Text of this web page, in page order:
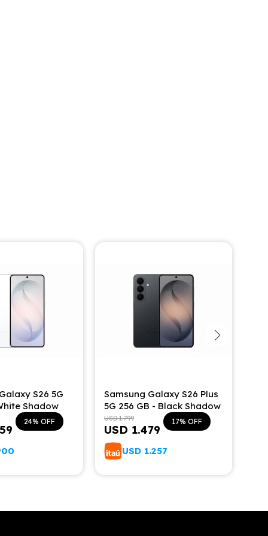
S26 5G
Shadow
24
Samsung Galaxy S26 Plus
5G 256 GB - Black Shadow
USD 1.479
USD 1.799 17
USD 1.257